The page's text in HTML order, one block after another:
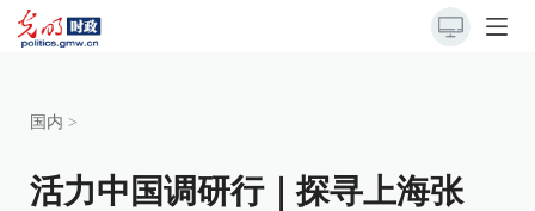
国内 >
活力中国调研行｜探寻上海张